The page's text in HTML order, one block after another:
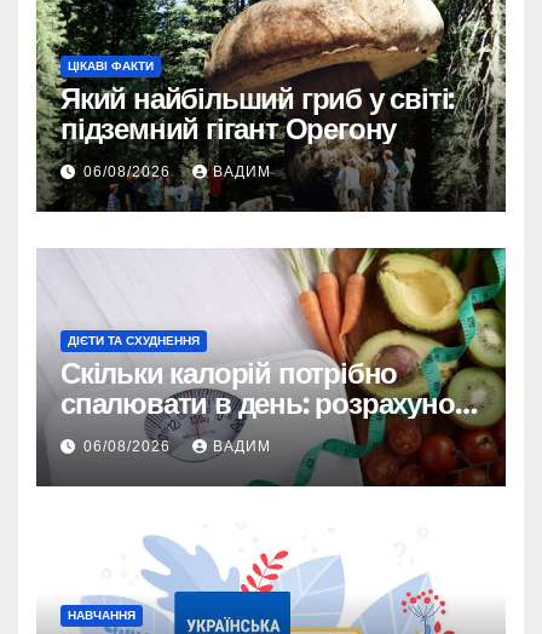
ЦІКАВІ ФАКТИ
Який найбільший гриб у світі:
підземний гігант Орегону
06/08/2026 ВАДИМ
ДІЄТИ ТА СХУДНЕННЯ
Скільки калорій потрібно
спалювати в день: розрахунок
TDEE і безпечні норми
06/08/2026 ВАДИМ
НАВЧАННЯ